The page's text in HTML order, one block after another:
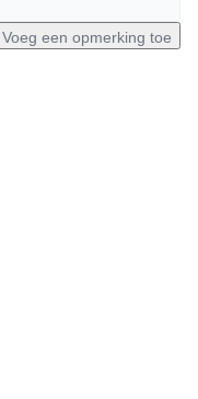
Voeg een opmerking toe